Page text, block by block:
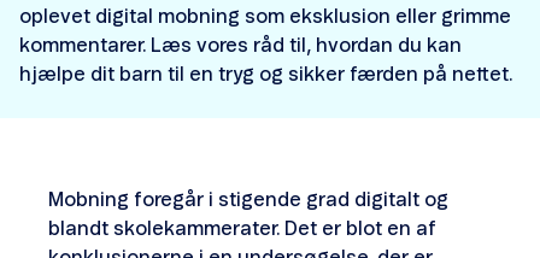
oplevet digital mobning som eksklusion eller grimme
kommentarer. Læs vores råd til, hvordan du kan
hjælpe dit barn til en tryg og sikker færden på nettet.
Mobning foregår i stigende grad digitalt og
blandt skolekammerater. Det er blot en af